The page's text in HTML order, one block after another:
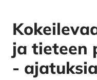
ja tieteen
-